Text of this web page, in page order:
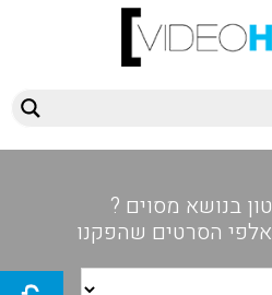
בנושא מסוים ?
הסרטים שהפקנו